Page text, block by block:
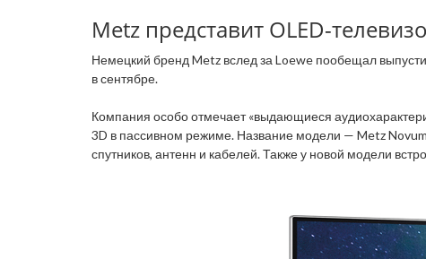
Metz представит OLED-
Немецкий бренд Metz вслед за Loewe пообещал
в сентябре.
Компания особо отмечает «выдающиеся
3D в пассивном режиме. Название модели — Metz
спутников, антенн и кабелей. Также у новой модели